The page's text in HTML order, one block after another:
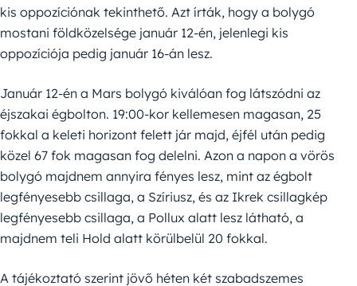
kis oppozíciónak tekinthető. Azt írták, hogy a bolygó
mostani földközelsége január 12-én, jelenlegi kis
oppozíciója pedig január 16-án lesz.
Január 12-én a Mars bolygó kiválóan fog látszódni az
éjszakai égbolton. 19:00-kor kellemesen magasan, 25
fokkal a keleti horizont felett jár majd, éjfél után pedig
közel 67 fok magasan fog delelni. Azon a napon a vörös
bolygó majdnem annyira fényes lesz, mint az égbolt
legfényesebb csillaga, a Szíriusz, és az Ikrek csillagkép
legfényesebb csillaga, a Pollux alatt lesz látható, a
majdnem teli Hold alatt körülbelül 20 fokkal.
A tájékoztató szerint jövő héten két szabadszemes